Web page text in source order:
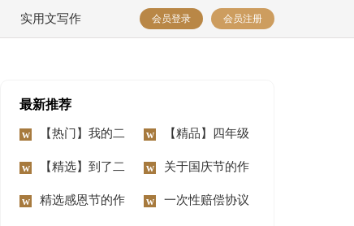
实用文写作 会员登录 会员注册
最新推荐
【热门】我的二
年级作文锦集7篇
【精品】四年级
动物作文10篇
【精选】到了二
年级作文锦集七篇
关于国庆节的作
文汇编15篇
精选感恩节的作 一次性赔偿协议